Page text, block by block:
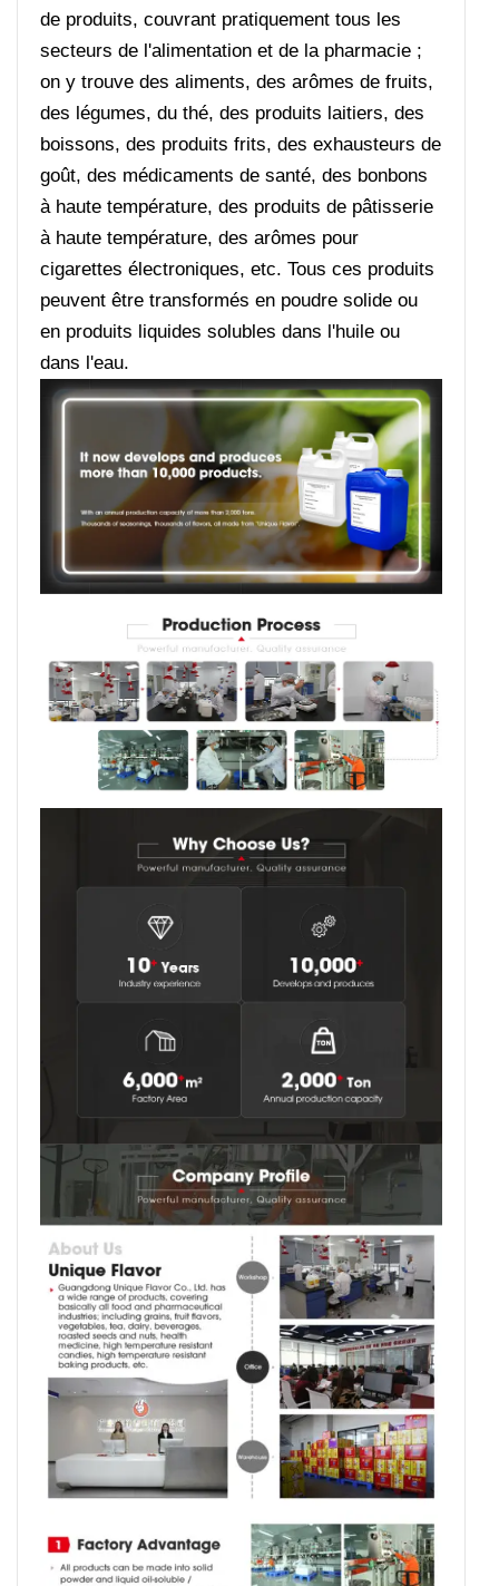
de produits, couvrant pratiquement tous les
secteurs de l'alimentation et de la pharmacie ;
on y trouve des aliments, des arômes de fruits,
des légumes, du thé, des produits laitiers, des
boissons, des produits frits, des exhausteurs de
goût, des médicaments de santé, des bonbons
à haute température, des produits de pâtisserie
à haute température, des arômes pour
cigarettes électroniques, etc. Tous ces produits
peuvent être transformés en poudre solide ou
en produits liquides solubles dans l'huile ou
dans l'eau.